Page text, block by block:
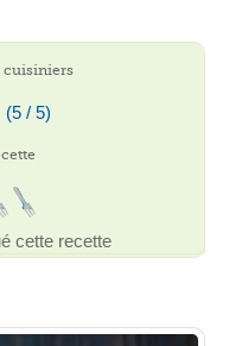
cuisiniers
(5 / 5)
cette recette